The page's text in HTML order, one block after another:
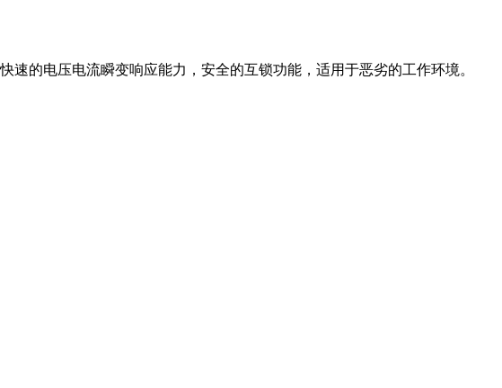
的电压电流瞬变响应能力，安全的互锁功能，适用于恶劣的工作环境。